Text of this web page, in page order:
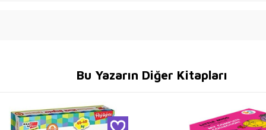
Bu Yazarın Diğer Kitapları